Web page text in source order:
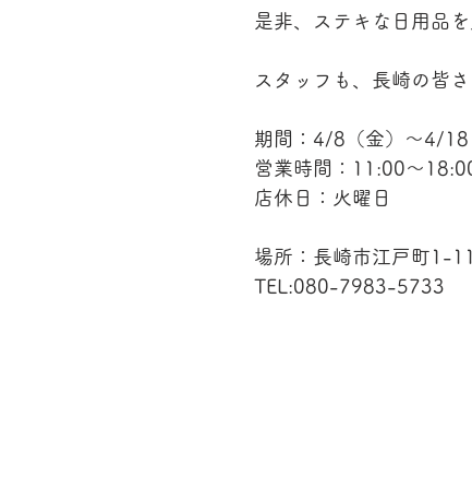
是非、ステキな日用品
スタッフも、長崎の皆
期間：4/8（金）〜4/18
営業時間：11:00〜
店休日：火曜日
場所：長崎市江戸町1-
TEL:080-7983-5733